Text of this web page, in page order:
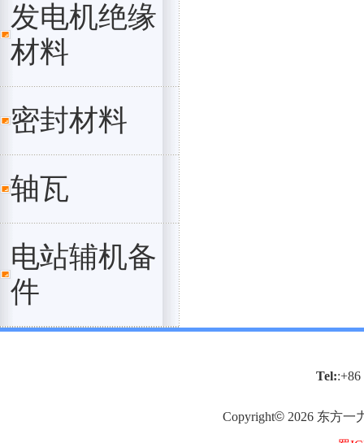
发电机绝缘
材料
密封材料
轴瓦
电站辅机备
件
Tel::+86
Copyright© 2026 东方一